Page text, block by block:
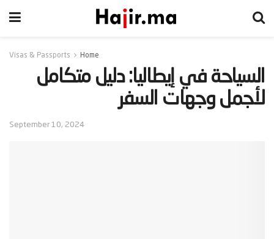
Home
Visas & Passports
‫السياحة في إيطاليا: دليل متكامل
لأجمل وجهات السفر‬
September 10, 2024